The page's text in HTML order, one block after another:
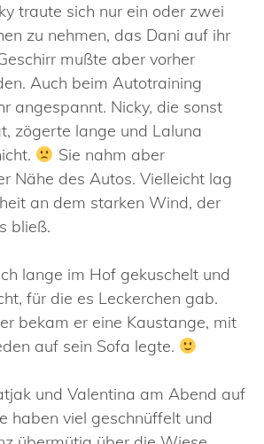
traute sich nur ein oder zwei
zu nehmen, das Dani auf ihr
mußte aber vorher
Auch beim Autotraining
angespannt. Nicky, die sonst
zögerte lange und Laluna
Sie nahm aber
Nähe des Autos. Vielleicht lag
an dem starken Wind, der
bließ.
lange im Hof gekuschelt und
für die es Leckerchen gab.
bekam er eine Kaustange, mit
auf sein Sofa legte.
und Valentina am Abend auf
haben viel geschnüffelt und